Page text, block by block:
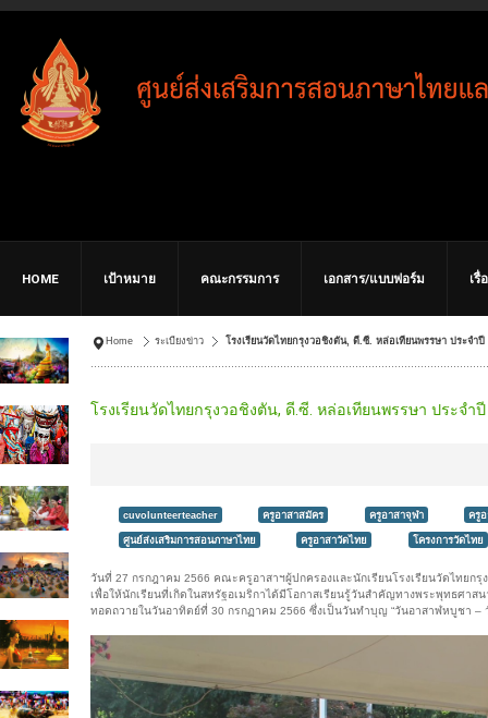
HOME เป้าหมาย คณะกรรมการ เอกสาร/แบบฟอร์ม เรื่
Home ระเบียงข่าว โรงเรียนวัดไทยกรุงวอชิงตัน, ดี.ซี. หล่อเทียนพรรษา ประจำปี
โรงเรียนวัดไทยกรุงวอชิงตัน, ดี.ซี. หล่อเทียนพรรษา ประจำ
cuvolunteerteacher ครูอาสาสมัคร ครูอาสาจุฬา ครู
ศูนย์ส่งเสริมการสอนภาษาไทย ครูอาสาวัดไทย โครงการวัดไทย
วันที่ 27 กรกฎาคม 2566 คณะครูอาสาฯผู้ปกครองและนักเรียนโรงเรียนวัดไทย
เพื่อให้นักเรียนที่เกิดในสหรัฐอเมริกาได้มีโอกาสเรียนรู้วันสำคัญทางพระพุทธศา
ทอดถวายในวันอาทิตย์ที่ 30 กรกฏาคม 2566 ซึ่งเป็นวันทำบุญ “วันอาสาฬหบูชา –